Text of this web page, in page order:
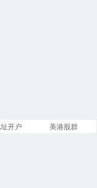
开户 美港股群